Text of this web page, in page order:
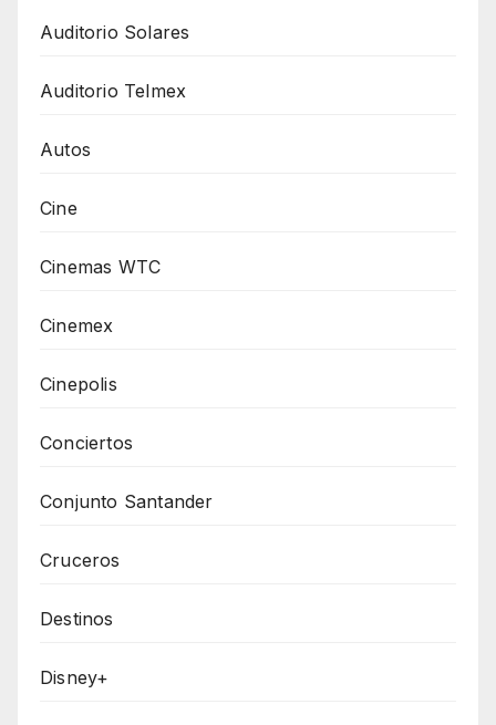
Auditorio Solares
Auditorio Telmex
Autos
Cine
Cinemas WTC
Cinemex
Cinepolis
Conciertos
Conjunto Santander
Cruceros
Destinos
Disney+